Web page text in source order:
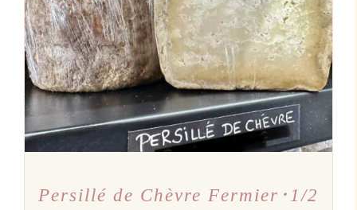
DÉTAILS
Persillé de Chèvre Fermier･1/2